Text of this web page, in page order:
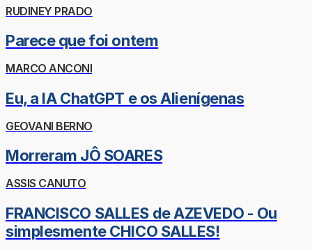
RUDINEY PRADO
Parece que foi ontem
MARCO ANCONI
Eu, a IA ChatGPT e os Alienígenas
GEOVANI BERNO
Morreram JÔ SOARES
ASSIS CANUTO
FRANCISCO SALLES de AZEVEDO - Ou
simplesmente CHICO SALLES!